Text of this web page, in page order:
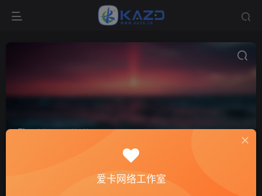
虚拟匠 共4篇
点赞 评论
爱卡网络工作室